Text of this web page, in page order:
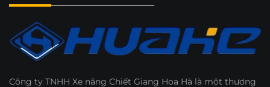
Công ty TNHH Xe nâng Chiết Giang Hoa Hà là một thương